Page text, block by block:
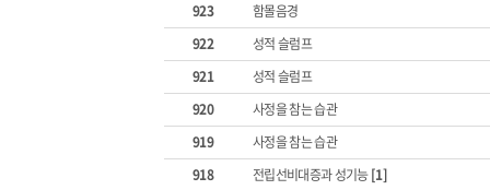
923
함몰음경
922
성적 슬럼프
921
성적 슬럼프
920
사정을 참는 습관
919
사정을 참는 습관
918
전립선비대증과 성기능[1]